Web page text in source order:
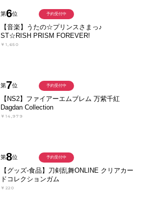
第6位
【音楽】うたの☆プリンスさまっ♪
ST☆RISH PRISM FOREVER!
￥1,650
予約受付中
第7位
【NS2】ファイアーエムブレム 万紫千紅
Dagdan Collection
￥14,979
予約受付中
第8位
【グッズ-食品】刀剣乱舞ONLINE クリアカー
ドコレクションガム
￥220
予約受付中